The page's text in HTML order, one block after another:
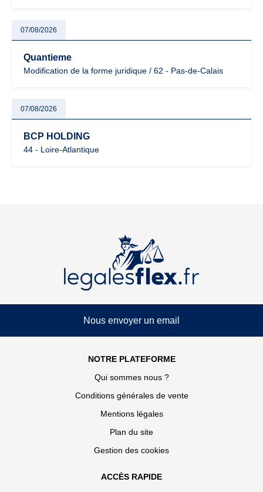
07/08/2026
Quantieme
Modification de la forme juridique / 62 - Pas-de-Calais
07/08/2026
BCP HOLDING
44 - Loire-Atlantique
Nous envoyer un email
NOTRE PLATEFORME
Qui sommes nous ?
Conditions générales de vente
Mentions légales
Plan du site
Gestion des cookies
ACCÈS RAPIDE